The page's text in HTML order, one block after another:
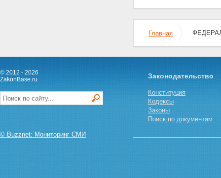
Главная
© 2012 - 2026
ZakonBase.ru
© Buzznet: Мониторинг СМИ
Законодательство
Конституция
Кодексы
Законы
Поиск по документам